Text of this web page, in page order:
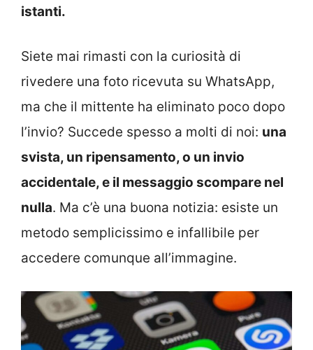
istanti.
Siete mai rimasti con la curiosità di
rivedere una foto ricevuta su WhatsApp,
ma che il mittente ha eliminato poco dopo
l’invio? Succede spesso a molti di noi: una
svista, un ripensamento, o un invio
accidentale, e il messaggio scompare nel
nulla. Ma c’è una buona notizia: esiste un
metodo semplicissimo e infallibile per
accedere comunque all’immagine.